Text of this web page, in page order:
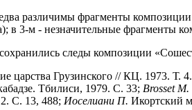
различимы фрагменты
в 3-м - незначительные фрагменты
следы композиции
царства Грузинского // КЦ. 1973. Т.
Тбилиси, 1979. С. 33; Brosset М.
С. 13, 488; Иоселиани П. Икортский